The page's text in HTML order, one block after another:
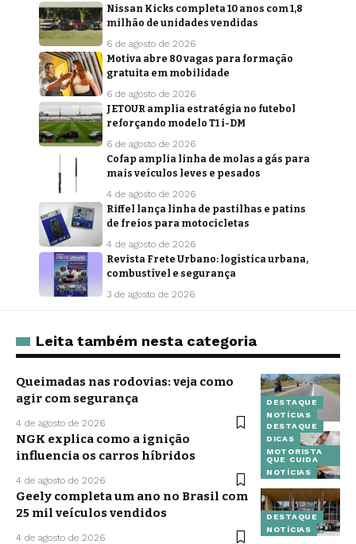
Nissan Kicks completa 10 anos com 1,8
milhão de unidades vendidas
6 de agosto de 2026
Motiva abre 80 vagas para formação
gratuita em mobilidade
6 de agosto de 2026
JETOUR amplia estratégia no futebol
reforçando modelo T1 i-DM
6 de agosto de 2026
Cofap amplia linha de molas a gás para
mais veículos leves e pesados
4 de agosto de 2026
Riffel lança linha de pastilhas e patins
de freios para motocicletas
4 de agosto de 2026
Revista Frete Urbano: logística urbana,
combustível e segurança
3 de agosto de 2026
Leita também nesta categoria
DESTAQUE
NOTÍCIAS
Queimadas nas rodovias: veja como
agir com segurança
4 de agosto de 2026
DESTAQUE
DICAS
MOTORISTA
QUE CUIDA
NOTÍCIAS
NGK explica como a ignição
influencia os carros híbridos
4 de agosto de 2026
DESTAQUE
NOTÍCIAS
Geely completa um ano no Brasil com
25 mil veículos vendidos
4 de agosto de 2026